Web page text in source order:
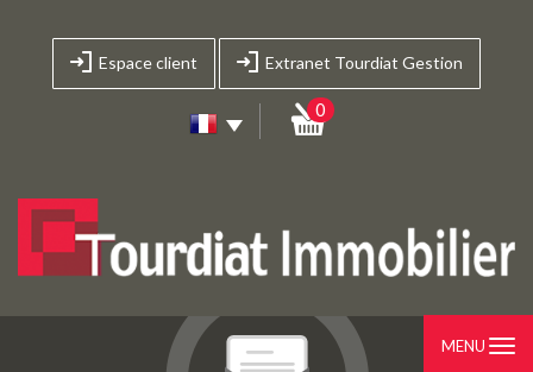
Espace client Extranet Tourdiat Gestion
0
MENU